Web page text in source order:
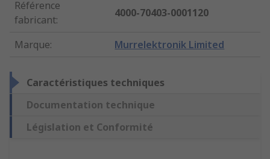
Référence
fabricant:
4000-70403-0001120
Marque: Murrelektronik Limited
Caractéristiques techniques
Documentation technique
Législation et Conformité